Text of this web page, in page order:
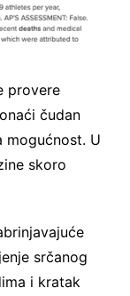
provere
čudan
mogućnost. U
skoro
srčanog
i kratak